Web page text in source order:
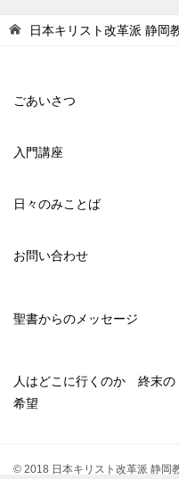
日本キリスト改革派 静岡
ごあいさつ
入門講座
日々のみことば
お問い合わせ
聖書からのメッセージ
人はどこに行くのか 終末の
希望
© 2018 日本キリスト改革派 静岡